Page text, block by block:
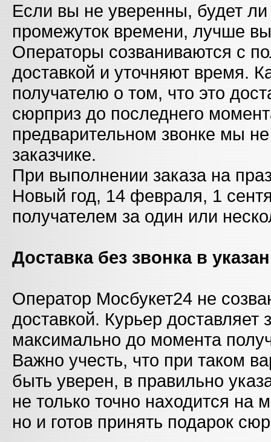
Если вы не уверенны, будет
промежуток времени, лучше
Операторы созваниваются с
доставкой и уточняют время.
получателю о том, что это
сюрприз до последнего
предварительном звонке мы
заказчике.
При выполнении заказа на
Новый год, 14 февраля, 1
получателем за один или
Доставка без звонка в
Оператор Мосбукет24 не
доставкой. Курьер
максимально до момента
Важно учесть, что при таком
быть уверен, в правильно
не только точно находится
но и готов принять подарок